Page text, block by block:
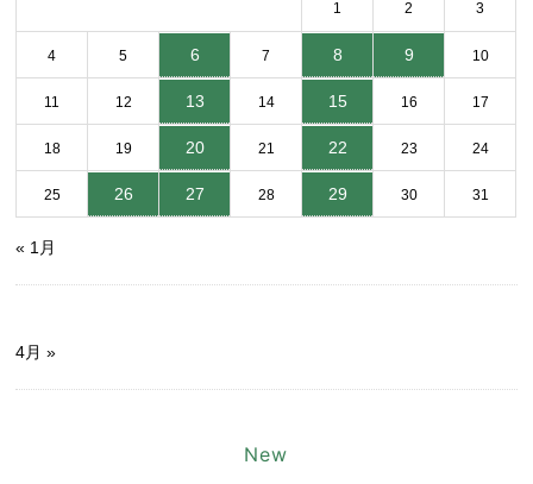
1 2 3
4 5 6 7 8 9 10
11 12 13 14 15 16 17
18 19 20 21 22 23 24
25 26 27 28 29 30 31
« 1月
4月 »
New